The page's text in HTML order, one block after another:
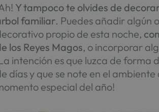
Y tampoco te olvides de
familiar. Puedes añadir algún
propio de esta noche,
los Reyes Magos, o incorporar
intención es que luzca de forma
días y que se note en el ambiente
especial del año!